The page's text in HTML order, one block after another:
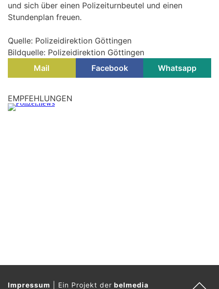
und sich über einen Polizeiturnbeutel und einen
Stundenplan freuen.
Quelle: Polizeidirektion Göttingen
Bildquelle: Polizeidirektion Göttingen
Mail
Facebook Whatsapp
EMPFEHLUNGEN
Impressum Ein Projekt derbelmedia